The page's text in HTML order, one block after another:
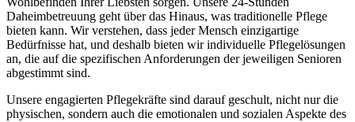
Daheimbetreuung geht über das Hinaus, was traditionelle Pflege
bieten kann. Wir verstehen, dass jeder Mensch einzigartige
Bedürfnisse hat, und deshalb bieten wir individuelle Pflegelösungen
an, die auf die spezifischen Anforderungen der jeweiligen Senioren
abgestimmt sind.
Unsere engagierten Pflegekräfte sind darauf geschult, nicht nur die
physischen, sondern auch die emotionalen und sozialen Aspekte des